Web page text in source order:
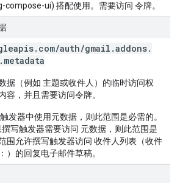
ui) 搭配使用。需要访问 令牌。
. com/auth/gmail .addons.
. metadata
据（例如 主题或收件人）的临时访问权
容，并且需要访问令牌。
发器中使用元数据，则此范围是必需的。
撰写触发器需要访问 元数据，则此范围是
围允许撰写触发器访问 收件人列表（收件
）的回复电子邮件草稿。